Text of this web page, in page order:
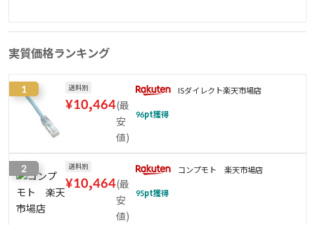
実質価格ランキング
1 送料別
¥10,464(最
安
値)
ISダイレクト楽天市場店
96pt獲得
2 送料別
¥10,464(最
安
値)
コンプモト 楽天市場店
95pt獲得